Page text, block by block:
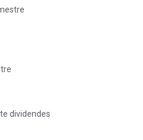
dividendes